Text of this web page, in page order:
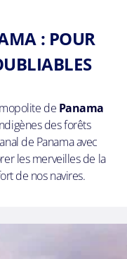
: POUR
de Panama
des forêts
de Panama avec
les merveilles de la
de nos navires.